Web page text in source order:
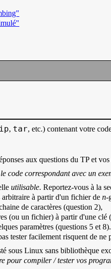
, tar, etc.) contenant votre
aux questions du TP et
code correspondant avec un
utilisable. Reportez-vous à la
arbitraire à partir d'un fichier de n-
de caractères (question 2),
(ou un fichier) à partir d'une clé
paramètres (questions 5 et 8).
tester facilement risquent de ne
sous Linux sans bibliothèque
pour compiler / tester vos